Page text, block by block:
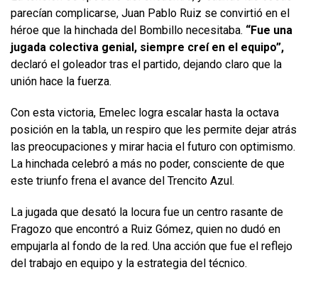
parecían complicarse, Juan Pablo Ruiz se convirtió en el
héroe que la hinchada del Bombillo necesitaba. “Fue una
jugada colectiva genial, siempre creí en el equipo”,
declaró el goleador tras el partido, dejando claro que la
unión hace la fuerza.
Con esta victoria, Emelec logra escalar hasta la octava
posición en la tabla, un respiro que les permite dejar atrás
las preocupaciones y mirar hacia el futuro con optimismo.
La hinchada celebró a más no poder, consciente de que
este triunfo frena el avance del Trencito Azul.
La jugada que desató la locura fue un centro rasante de
Fragozo que encontró a Ruiz Gómez, quien no dudó en
empujarla al fondo de la red. Una acción que fue el reflejo
del trabajo en equipo y la estrategia del técnico.